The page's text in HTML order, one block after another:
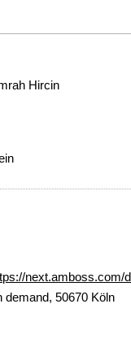
Hircin
next.amboss.com/
demand, 50670 Köln